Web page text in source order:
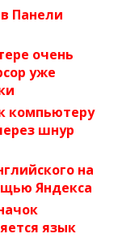
Панели
очень
уже
компьютеру
шнур
на
Яндекса
язык